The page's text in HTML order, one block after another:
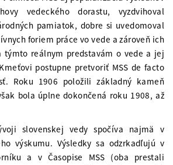
vedeckého dorastu, vyzdvihoval
pamiatok, dobre si uvedomoval
foriem práce vo vede a zároveň ich
týmto reálnym predstavám o vede a jej
postupne pretvoriť MSS de facto
Roku 1906 položili základný kameň
bola úplne dokončená roku 1908, až
slovenskej vedy spočíva najmä v
výskumu. Výsledky sa odzrkadľujú v
a v Časopise MSS (oba prestali